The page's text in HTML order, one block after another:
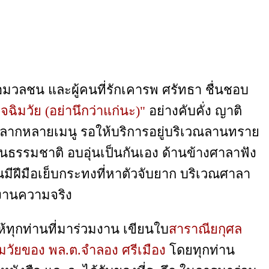
ลชน และผู้คนที่รักเคารพ ศรัทธา ชื่นชอบ
ฉิมวัย (อย่านึกว่าแก่นะ)" อย่างคับคั่ง ญาติ
กหลายเมนู รอให้บริการอยู่บริเวณลานทราย
รรมชาติ อบอุ่นเป็นกันเอง ด้านข้างศาลาฟัง
ฝีมือเย็บกระทงที่หาตัวจับยาก บริเวณศาลา
นความจริง
ทุกท่านที่มาร่วมงาน เขียนใบสาราณียกุศล
ของ พล.ต.จำลอง ศรีเมือง โดยทุกท่าน